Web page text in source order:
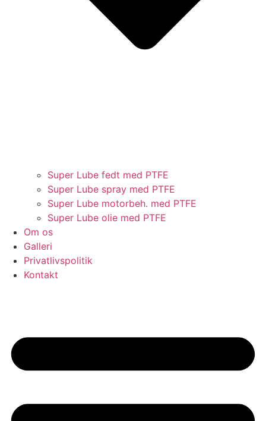
Super Lube fedt med PTFE
Super Lube spray med PTFE
Super Lube motorbeh. med PTFE
Super Lube olie med PTFE
Om os
Galleri
Privatlivspolitik
Kontakt